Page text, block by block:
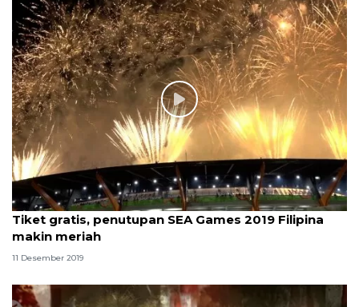
Tiket gratis, penutupan SEA Games 2019 Filipina
makin meriah
11 Desember 2019